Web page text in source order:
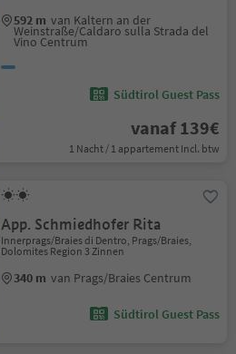
592 m van Kaltern an der
Weinstraße/Caldaro sulla Strada del
Vino Centrum
Südtirol Guest Pass
vanaf 139€
1 Nacht / 1 appartement Incl. btw
App. Schmiedhofer Rita
Innerprags/Braies di Dentro, Prags/Braies,
Dolomites Region 3 Zinnen
340 m van Prags/Braies Centrum
Südtirol Guest Pass